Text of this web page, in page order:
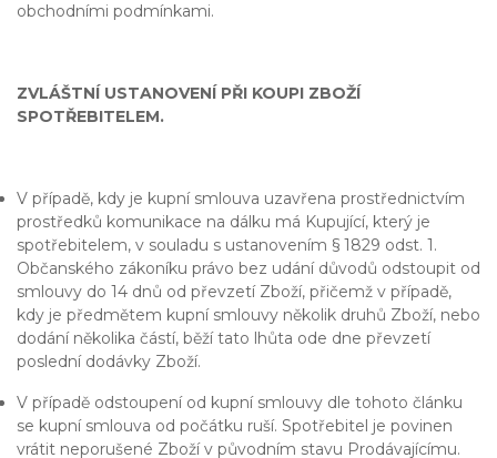
obchodními podmínkami.
ZVLÁŠTNÍ USTANOVENÍ PŘI KOUPI ZBOŽÍ
SPOTŘEBITELEM.
V případě, kdy je kupní smlouva uzavřena prostřednictvím
prostředků komunikace na dálku má Kupující, který je
spotřebitelem, v souladu s ustanovením § 1829 odst. 1.
Občanského zákoníku právo bez udání důvodů odstoupit od
smlouvy do 14 dnů od převzetí Zboží, přičemž v případě,
kdy je předmětem kupní smlouvy několik druhů Zboží, nebo
dodání několika částí, běží tato lhůta ode dne převzetí
poslední dodávky Zboží.
V případě odstoupení od kupní smlouvy dle tohoto článku
se kupní smlouva od počátku ruší. Spotřebitel je povinen
vrátit neporušené Zboží v původním stavu Prodávajícímu.